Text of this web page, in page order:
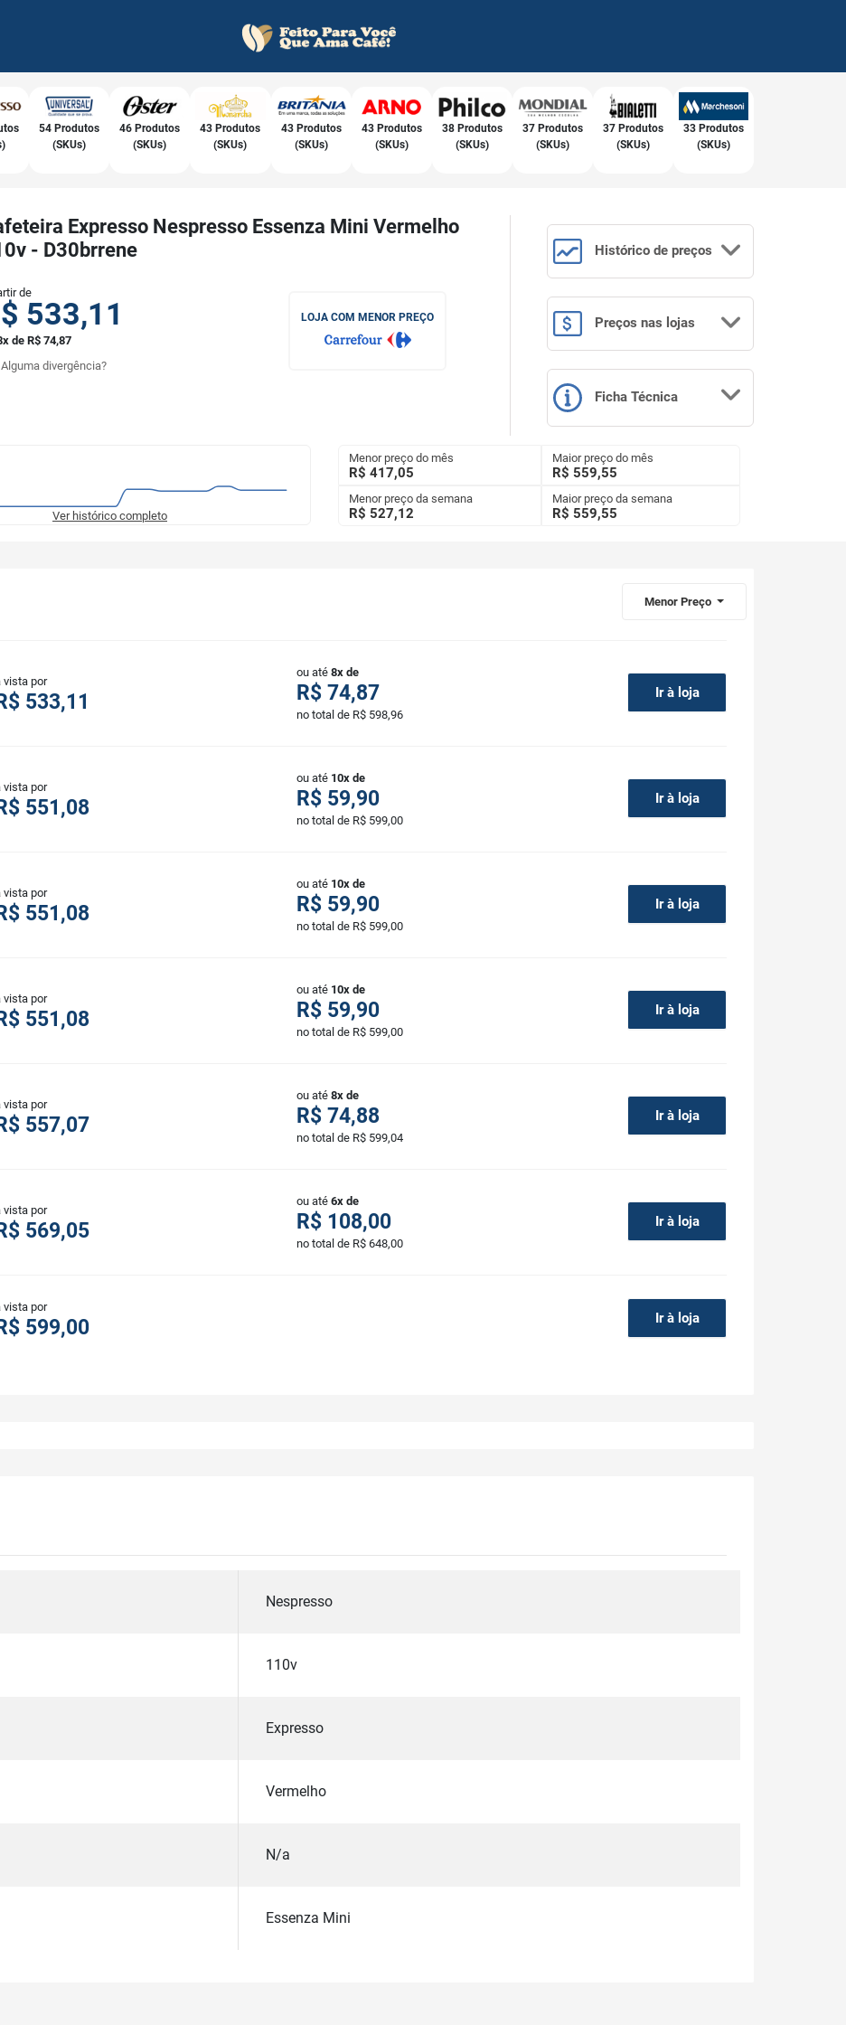
54 Produtos
(SKUs)
46 Produtos
(SKUs)
43 Produtos
(SKUs)
43 Produtos
(SKUs)
43 Produtos
(SKUs)
38 Produtos
(SKUs)
37 Produtos
(SKUs)
37 Produtos
(SKUs)
33 Produtos
(SKUs)
Expresso Nespresso Essenza Mini Vermelho
- D30brrene
de
533,11
de R$ 74,87
Alguma divergência?
LOJA COM MENOR PREÇO
Histórico de preços
Preços nas lojas
Ficha Técnica
Ver histórico completo
Menor preço do mês
R$ 417,05
Maior preço do mês
R$ 559,55
Menor preço da semana
R$ 527,12
Maior preço da semana
R$ 559,55
Menor Preço
vista por
533,11
ou até 8x de
R$ 74,87
no total de R$ 598,96
Ir à loja
vista por
551,08
ou até 10x de
R$ 59,90
no total de R$ 599,00
Ir à loja
vista por
551,08
ou até 10x de
R$ 59,90
no total de R$ 599,00
Ir à loja
vista por
551,08
ou até 10x de
R$ 59,90
no total de R$ 599,00
Ir à loja
vista por
557,07
ou até 8x de
R$ 74,88
no total de R$ 599,04
Ir à loja
vista por
569,05
ou até 6x de
R$ 108,00
no total de R$ 648,00
Ir à loja
vista por
599,00 Ir à loja
Nespresso
110v
Expresso
Vermelho
N/a
Essenza Mini